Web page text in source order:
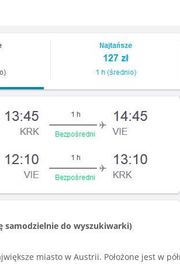
samodzielnie do wyszukiwarki)
miasto w Austrii. Położone jest w